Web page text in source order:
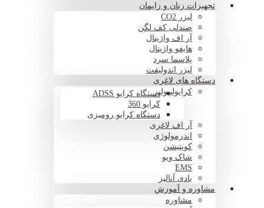
تجهیزات زنان و زایمان
لیزر CO2
صندلی کف لگن
آر اف واژینال
هایفو واژینال
پلاسما سرد
لیزر اندولیفت
دستگاه های لاغری
کرایولیپولیزدستگاه کرایو ADSS
کرایو 360
دستگاه کرایو رومیزی
آر اف لاغری
اندرمولوژی
کویتیشن
شاک ویو
EMS
بادی آنالیز
مشاوره و آموزش
مشاوره